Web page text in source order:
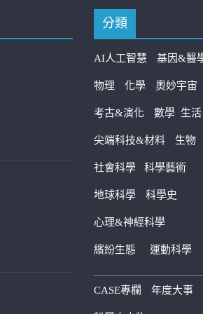
分類
AI人工智慧 基因&醫
物理 化學 奧妙宇宙
考古&演化 數學 生活
尖端科技&材料 生物
社會科學 科學藝術
地球科學 科學史
心理&神經科學
繽紛生態 運動科學
CASE專欄 年度大事